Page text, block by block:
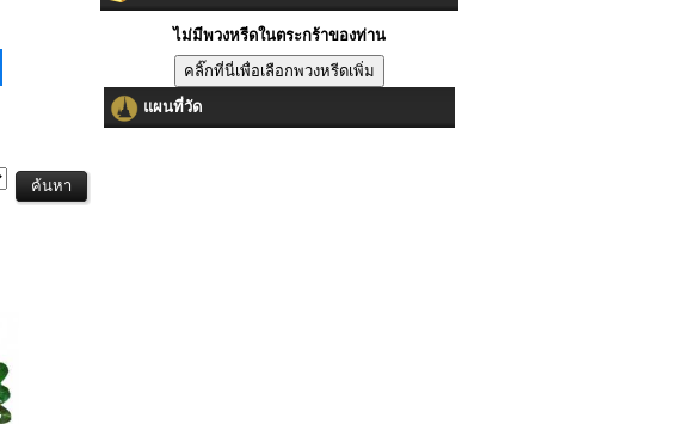
ไม่มีพวงหรีดในตระกร้าของท่าน
แผนที่วัด